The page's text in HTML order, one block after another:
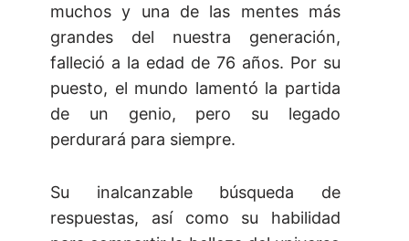
muchos y una de las mentes más
grandes del nuestra generación,
falleció a la edad de 76 años. Por su
puesto, el mundo lamentó la partida
de un genio, pero su legado
perdurará para siempre.
Su inalcanzable búsqueda de
respuestas, así como su habilidad